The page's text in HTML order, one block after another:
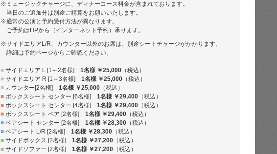
※ミュージックチャージに、ディナーコース料金が含まれております。
当日のご追加分は別途ご精算をお願いいたします。
※通常の公演と予約受付方法が異なります。
ご予約はHPから（インターネット予約）承ります。
※サイドエリアL/R、カウンター以外のお席は、別途シートチャージがかかります。
詳細は予約ページからご確認ください。
■ サイドエリア L [1～2名様] 1名様 ￥25,000 （税込）
■ サイドエリア R [1～3名様] 1名様 ￥25,000 （税込）
■ カウンター[2名様] 1名様 ￥25,000 （税込）
■ ボックスシート センター [6名様] 1名様 ￥29,400 （税込）
■ ボックスシート センター [4名様] 1名様 ￥29,400 （税込）
■ ボックスシート ペア [2名様] 1名様 ￥29,400 （税込）
■ ペアシート センター [2名様] 1名様 ￥28,300 （税込）
■ ペアシート L/R [2名様] 1名様 ￥28,300 （税込）
■ サイドボックス [2名様] 1名様 ￥27,200 （税込）
■ サイドソファー [2名様] 1名様 ￥27,200 （税込）